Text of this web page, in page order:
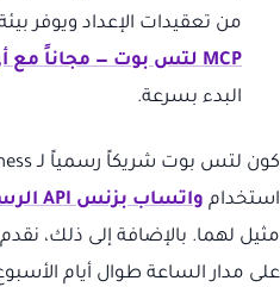
من تعقيدات الإعداد ويوفر
MCP لتس بوت — مجاناً مع أي خطة API
البدء بسرعة.
استخدام واتساب بزنس API الرسمي
مثيل لهما. بالإضافة إلى ذلك، نقدم
على مدار الساعة طوال أيام